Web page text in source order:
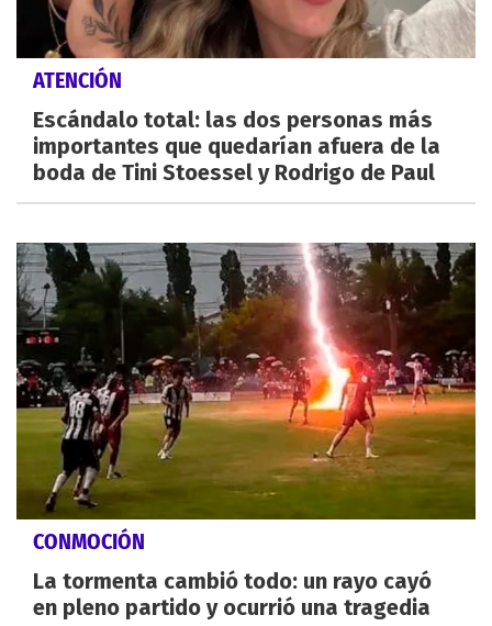
ATENCIÓN
Escándalo total: las dos personas más
importantes que quedarían afuera de la
boda de Tini Stoessel y Rodrigo de Paul
CONMOCIÓN
La tormenta cambió todo: un rayo cayó
en pleno partido y ocurrió una tragedia